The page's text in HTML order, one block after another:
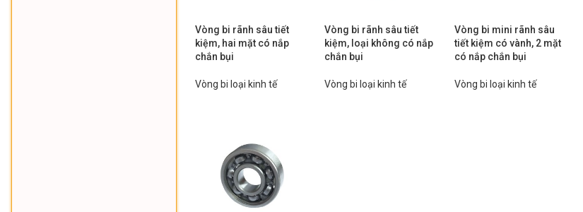
Vòng bi rãnh sâu tiết
kiệm, hai mặt có nắp
chắn bụi
Vòng bi loại kinh tế
Vòng bi rãnh sâu tiết
kiệm, loại không có nắp
chắn bụi
Vòng bi loại kinh tế
Vòng bi mini rãnh sâu
tiết kiệm có vành, 2 mặt
có nắp chắn bụi
Vòng bi loại kinh tế